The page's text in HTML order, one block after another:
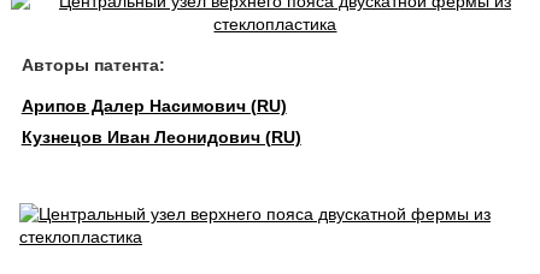
Авторы патента:
Арипов Далер Насимович (RU)
Кузнецов Иван Леонидович (RU)